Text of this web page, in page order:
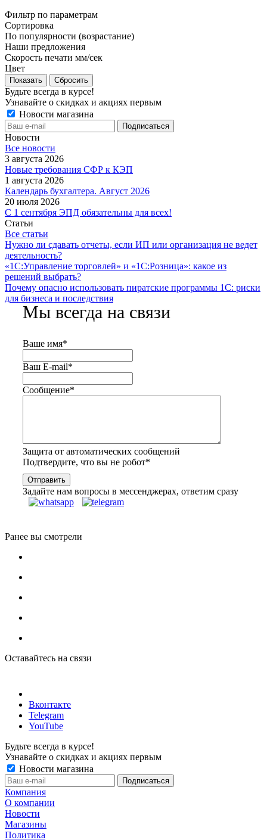
Фильтр по параметрам
Сортировка
По популярности (возрастание)
Наши предложения
Скорость печати мм/сек
Цвет
Сбросить
Будьте всегда в курсе!
Узнавайте о скидках и акциях первым
Новости магазина
Новости
Все новости
3 августа 2026
Новые требования СФР к КЭП
1 августа 2026
Календарь бухгалтера. Август 2026
20 июля 2026
С 1 сентября ЭПД обязательны для всех!
Статьи
Все статьи
Нужно ли сдавать отчеты, если ИП или организация не ведет
деятельность?
«1С:Управление торговлей» и «1С:Розница»: какое из
решений выбрать?
Почему опасно использовать пиратские программы 1С: риски
для бизнеса и последствия
Мы всегда на связи
Ваше имя*
Ваш E-mail*
Сообщение*
Защита от автоматических сообщений
Подтвердите, что вы не робот*
Задайте нам вопросы в мессенджерах, ответим сразу
Ранее вы смотрели
Оставайтесь на связи
Вконтакте
Telegram
YouTube
Будьте всегда в курсе!
Узнавайте о скидках и акциях первым
Новости магазина
Компания
О компании
Новости
Магазины
Политика